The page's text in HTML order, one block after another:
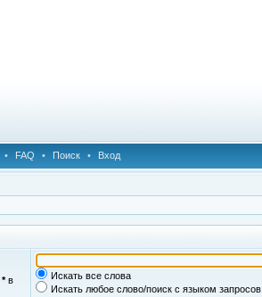
• FAQ • Поиск • Вход
*в
Искать все слова
Искать любое слово/поиск с языком запросов